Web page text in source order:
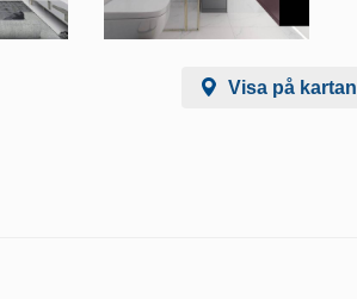
Visa på kartan